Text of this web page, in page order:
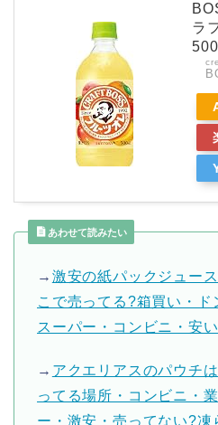
ラ
あわせて読みたい
→ 激安の紙パックジュー
こで売ってる?箱買い・ド
スーパー・コンビニ・安
→ アクエリアスのパウチ
ってる場所・コンビニ・
ー・激安・売ってない?凍